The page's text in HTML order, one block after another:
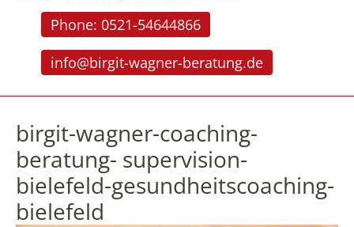
Phone: 0521-54644866
info@birgit-wagner-beratung.de
birgit-wagner-coaching-
beratung- supervision-
bielefeld-gesundheitscoaching-
bielefeld